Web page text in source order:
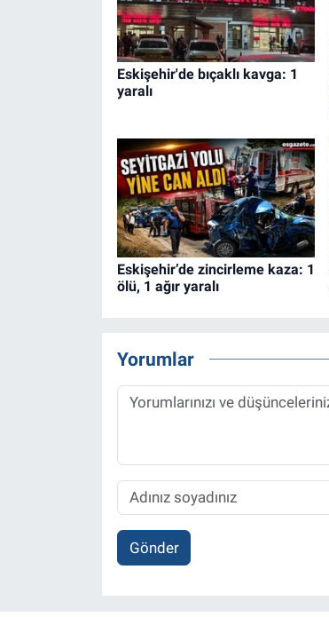
Eskişehir'de bıçaklı kavga: 1
yaralı
Eskişehir’de zincirleme kaza: 1
ölü, 1 ağır yaralı
Yorumlar
Gönder